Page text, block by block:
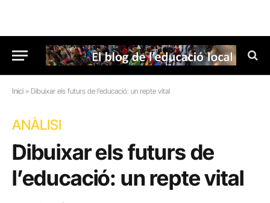
Inici » Dibuixar els futurs de l’educació: un repte vital
ANÀLISI
Dibuixar els futurs de
l’educació: un repte vital